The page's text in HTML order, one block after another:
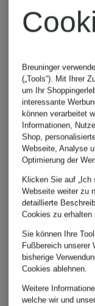
ab
Breuninger
(„Tools“). Mit Ihrer
um Ihr
interessante
können verarbeitet
Informationen,
Shop,
Webseite, Analyse
Optimierung der
Klicken Sie auf
Webseite weiter zu
detaillierte
Cookies zu erhalten
Sie können Ihre
Fußbereich unserer
bisherige
Cookies ablehnen.
Weitere
welche wir und